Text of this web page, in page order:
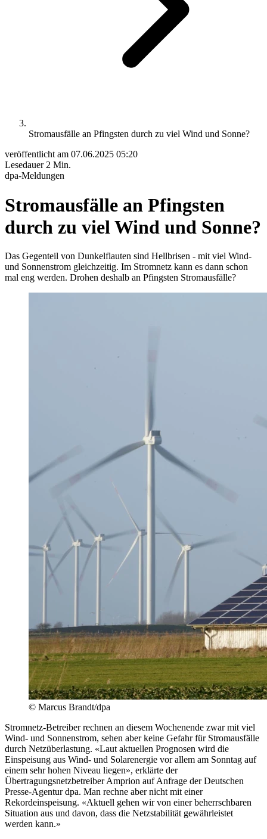
Stromausfälle an Pfingsten durch zu viel Wind und Sonne?
veröffentlicht am 07.06.2025 05:20
Lesedauer 2 Min.
dpa-Meldungen
Stromausfälle an Pfingsten
durch zu viel Wind und Sonne?
Das Gegenteil von Dunkelflauten sind Hellbrisen - mit viel Wind-
und Sonnenstrom gleichzeitig. Im Stromnetz kann es dann schon
mal eng werden. Drohen deshalb an Pfingsten Stromausfälle?
© Marcus Brandt/dpa
Stromnetz-Betreiber rechnen an diesem Wochenende zwar mit viel
Wind- und Sonnenstrom, sehen aber keine Gefahr für Stromausfälle
durch Netzüberlastung. «Laut aktuellen Prognosen wird die
Einspeisung aus Wind- und Solarenergie vor allem am Sonntag auf
einem sehr hohen Niveau liegen», erklärte der
Übertragungsnetzbetreiber Amprion auf Anfrage der Deutschen
Presse-Agentur dpa. Man rechne aber nicht mit einer
Rekordeinspeisung. «Aktuell gehen wir von einer beherrschbaren
Situation aus und davon, dass die Netzstabilität gewährleistet
werden kann.»